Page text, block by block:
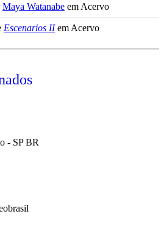
Maya Watanabe em Acervo
Escenarios IIem Acervo
- SP BR